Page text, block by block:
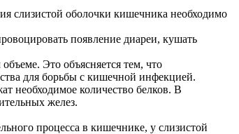
слизистой оболочки кишечника необходимо
появление диареи, кушать
Это объясняется тем, что
для борьбы с кишечной инфекцией.
необходимое количество белков. В
желез.
процесса в кишечнике, у слизистой